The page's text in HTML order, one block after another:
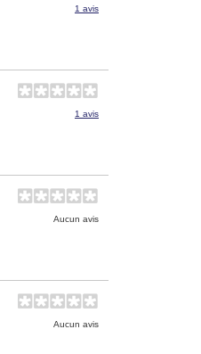
1 avis
1 avis
Aucun avis
Aucun avis